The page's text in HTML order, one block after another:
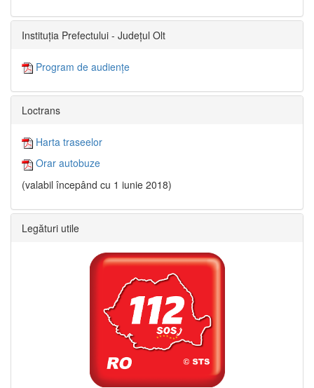
Instituția Prefectului - Județul Olt
Program de audiențe
Loctrans
Harta traseelor
Orar autobuze
(valabil începând cu 1 iunie 2018)
Legături utile